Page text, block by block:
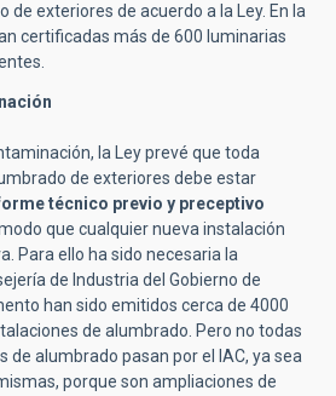
de exteriores de acuerdo a la Ley. En la
certificadas más de 600 luminarias
la Ley prevé que toda
de exteriores debe estar
técnico previo y preceptivo
que cualquier nueva instalación
Para ello ha sido necesaria la
de Industria del Gobierno de
han sido emitidos cerca de 4000
de alumbrado. Pero no todas
de alumbrado pasan por el IAC, ya sea
porque son ampliaciones de